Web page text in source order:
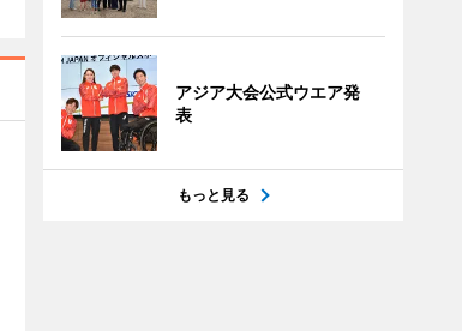
アジア大会公式ウエア発
表
もっと見る